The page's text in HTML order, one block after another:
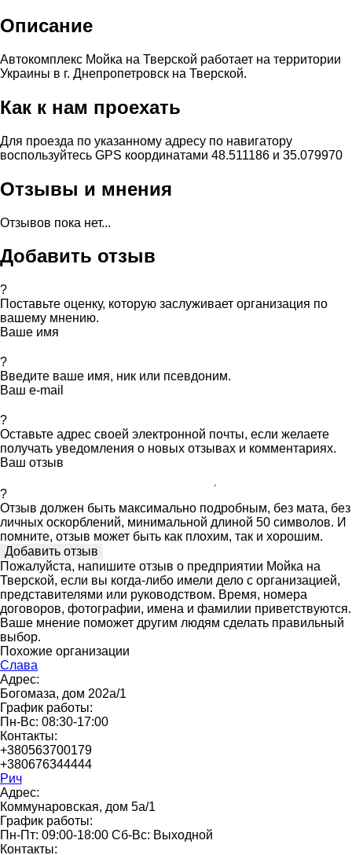
Описание
Автокомплекс Мойка на Тверской работает на территории
Украины в г. Днепропетровск на Тверской.
Как к нам проехать
Для проезда по указанному адресу по навигатору
воспользуйтесь GPS координатами 48.511186 и 35.079970
Отзывы и мнения
Отзывов пока нет...
Добавить отзыв
?
Поставьте оценку, которую заслуживает организация по
вашему мнению.
Ваше имя
?
Введите ваше имя, ник или псевдоним.
Ваш e-mail
?
Оставьте адрес своей электронной почты, если желаете
получать уведомления о новых отзывах и комментариях.
Ваш отзыв
?
Отзыв должен быть максимально подробным, без мата, без
личных оскорблений, минимальной длиной 50 символов. И
помните, отзыв может быть как плохим, так и хорошим.
Пожалуйста, напишите отзыв о предприятии Мойка на
Тверской, если вы когда-либо имели дело с организацией,
представителями или руководством. Время, номера
договоров, фотографии, имена и фамилии приветствуются.
Ваше мнение поможет другим людям сделать правильный
выбор.
Похожие организации
Слава
Адрес:
Богомаза, дом 202а/1
График работы:
Пн-Вс: 08:30-17:00
Контакты:
+380563700179
+380676344444
Рич
Адрес:
Коммунаровская, дом 5а/1
График работы:
Пн-Пт: 09:00-18:00 Сб-Вс: Выходной
Контакты: